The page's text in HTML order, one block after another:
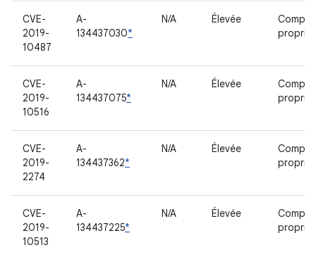
CVE-
2019-
10487
A-
134437030*
N/A Élevée
CVE-
2019-
10516
A-
134437075*
N/A Élevée
CVE-
2019-
2274
A-
134437362*
N/A Élevée
CVE-
2019-
10513
A-
134437225*
N/A Élevée